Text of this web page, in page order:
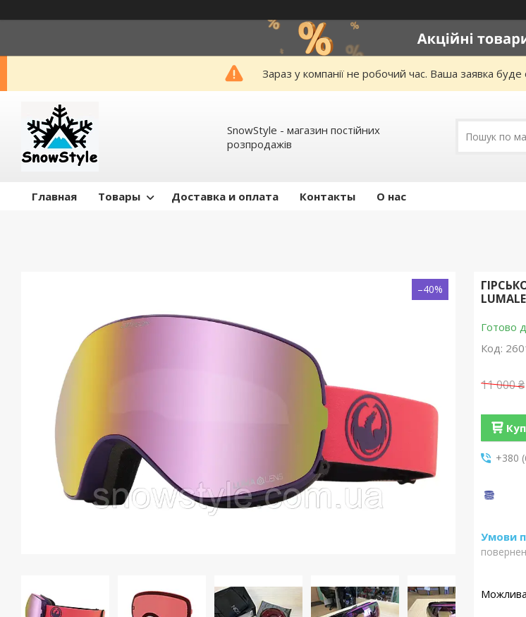
Зараз у компанії не робочий час. Ваша заявка
SnowStyle - магазин постійних
розпродажів
Главная Товары Доставка и оплата Контакты О нас
–40%
Готово
Код:
11 000 ₴
+380